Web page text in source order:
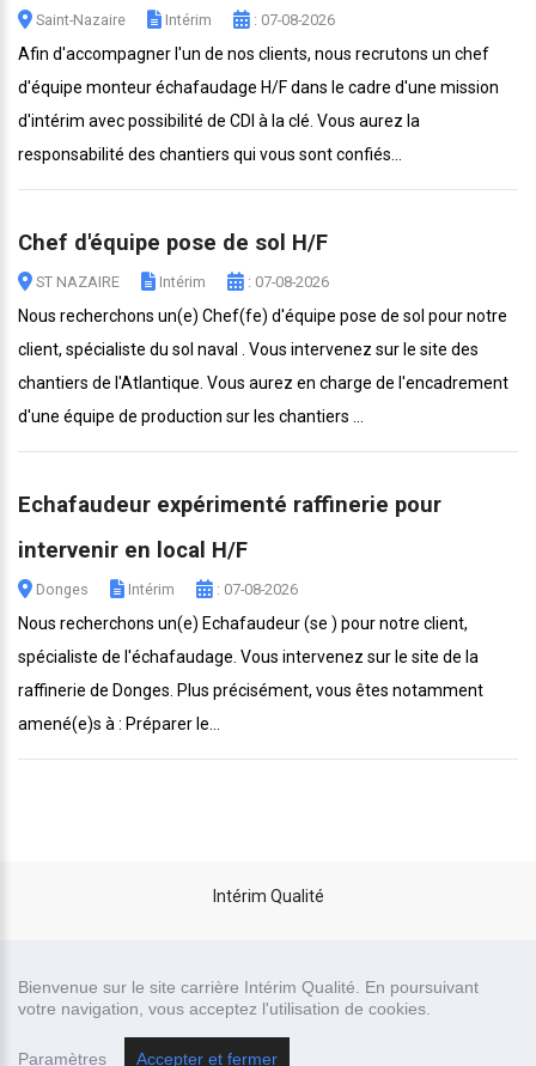
Bienvenue sur le site carrière Intérim Qualité. En poursuivant
votre navigation, vous acceptez l'utilisation de cookies.
Paramètres Accepter et fermer
Saint-Nazaire Intérim : 07-08-2026
Afin d'accompagner l'un de nos clients, nous recrutons un chef
d'équipe monteur échafaudage H/F dans le cadre d'une mission
d'intérim avec possibilité de CDI à la clé. Vous aurez la
responsabilité des chantiers qui vous sont confiés...
Chef d'équipe pose de sol H/F
ST NAZAIRE Intérim : 07-08-2026
Nous recherchons un(e) Chef(fe) d'équipe pose de sol pour notre
client, spécialiste du sol naval . Vous intervenez sur le site des
chantiers de l'Atlantique. Vous aurez en charge de l'encadrement
d'une équipe de production sur les chantiers ...
Echafaudeur expérimenté raffinerie pour
intervenir en local H/F
Donges Intérim : 07-08-2026
Nous recherchons un(e) Echafaudeur (se ) pour notre client,
spécialiste de l'échafaudage. Vous intervenez sur le site de la
raffinerie de Donges. Plus précisément, vous êtes notamment
amené(e)s à : Préparer le...
Intérim Qualité
Recrutor, logiciel de recrutement